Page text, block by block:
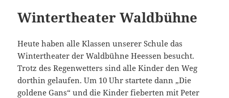
Wintertheater Waldbühne
Heute haben alle Klassen unserer Schule das
Wintertheater der Waldbühne Heessen besucht.
Trotz des Regenwetters sind alle Kinder den Weg
dorthin gelaufen. Um 10 Uhr startete dann „Die
goldene Gans“ und die Kinder fieberten mit Peter